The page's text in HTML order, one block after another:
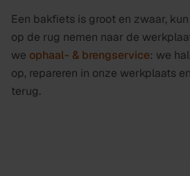
Een bakfiets is groot en zwaar,
op de rug nemen naar de
we ophaal- & brengservice: we
op, repareren in onze werkplaats
terug.